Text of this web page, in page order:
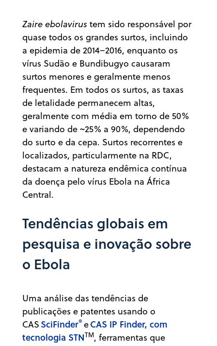
Zaire ebolavirus tem sido responsável por
quase todos os grandes surtos, incluindo
a epidemia de 2014–2016, enquanto os
vírus Sudão e Bundibugyo causaram
surtos menores e geralmente menos
frequentes. Em todos os surtos, as taxas
de letalidade permanecem altas,
geralmente com média em torno de 50%
e variando de ~25% a 90%, dependendo
do surto e da cepa. Surtos recorrentes e
localizados, particularmente na RDC,
destacam a natureza endêmica contínua
da doença pelo vírus Ebola na África
Central.
Tendências globais em
pesquisa e inovação sobre
o Ebola
Uma análise das tendências de
publicações e patentes usando o
CAS SciFinder® eCAS IP Finder, com
tecnologia STNTM, ferramentas que